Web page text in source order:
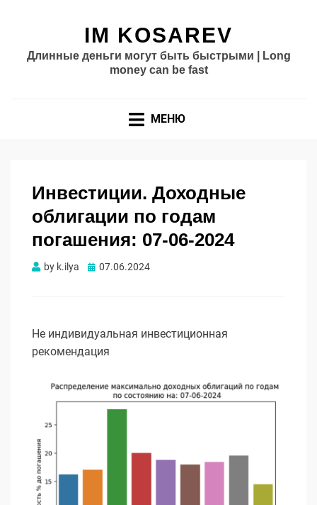
IM KOSAREV
Длинные деньги могут быть быстрыми | Long
money can be fast
МЕНЮ
Инвестиции. Доходные
облигации по годам
погашения: 07-06-2024
by k.ilya Опубликовано
07.06.2024
Не индивидуальная инвестиционная
рекомендация